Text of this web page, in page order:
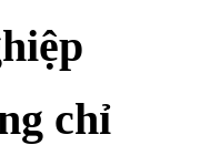
chỉ